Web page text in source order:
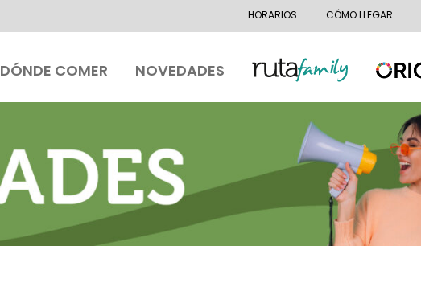
HORARIOS CÓMO LLEGAR
DÓNDE COMER NOVEDADES